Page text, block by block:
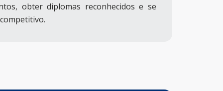
obter diplomas reconhecidos e se